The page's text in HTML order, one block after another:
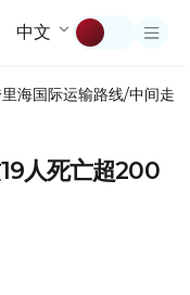
中文
海国际运输路线/中间走廊
人死亡超200